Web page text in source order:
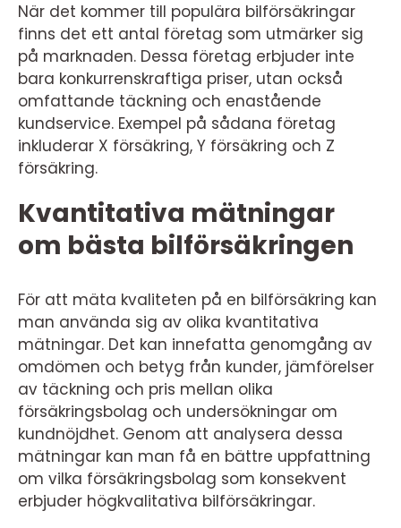
När det kommer till populära bilförsäkringar
finns det ett antal företag som utmärker sig
på marknaden. Dessa företag erbjuder inte
bara konkurrenskraftiga priser, utan också
omfattande täckning och enastående
kundservice. Exempel på sådana företag
inkluderar X försäkring, Y försäkring och Z
försäkring.
Kvantitativa mätningar
om bästa bilförsäkringen
För att mäta kvaliteten på en bilförsäkring kan
man använda sig av olika kvantitativa
mätningar. Det kan innefatta genomgång av
omdömen och betyg från kunder, jämförelser
av täckning och pris mellan olika
försäkringsbolag och undersökningar om
kundnöjdhet. Genom att analysera dessa
mätningar kan man få en bättre uppfattning
om vilka försäkringsbolag som konsekvent
erbjuder högkvalitativa bilförsäkringar.